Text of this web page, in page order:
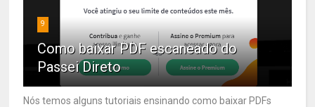
9
Como baixar PDF escaneado do
Passei Direto
Nós temos alguns tutoriais ensinando como baixar PDFs